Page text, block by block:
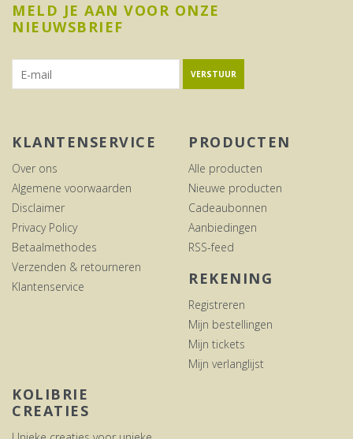
MELD JE AAN VOOR ONZE
NIEUWSBRIEF
VERSTUUR
KLANTENSERVICE
Over ons
Algemene voorwaarden
Disclaimer
Privacy Policy
Betaalmethodes
Verzenden & retourneren
Klantenservice
PRODUCTEN
Alle producten
Nieuwe producten
Cadeaubonnen
Aanbiedingen
RSS-feed
REKENING
Registreren
Mijn bestellingen
Mijn tickets
Mijn verlanglijst
KOLIBRIE
CREATIES